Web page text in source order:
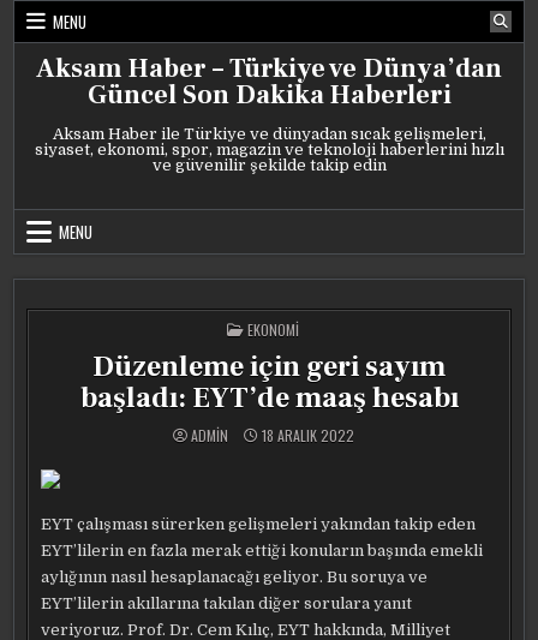
Skip
content
MENU
Aksam Haber – Türkiye ve Dünya’dan
Güncel Son Dakika Haberleri
Aksam Haber ile Türkiye ve dünyadan sıcak gelişmeleri,
siyaset, ekonomi, spor, magazin ve teknoloji haberlerini hızlı
ve güvenilir şekilde takip edin
MENU
POSTED
IN
EKONOMI
Düzenleme için geri sayım
başladı: EYT’de maaş hesabı
ADMIN 18 ARALIK 2022
EYT çalışması sürerken gelişmeleri yakından takip eden
EYT’lilerin en fazla merak ettiği konuların başında emekli
aylığının nasıl hesaplanacağı geliyor. Bu soruya ve
EYT’lilerin akıllarına takılan diğer sorulara yanıt
veriyoruz. Prof. Dr. Cem Kılıç, EYT hakkında, Milliyet